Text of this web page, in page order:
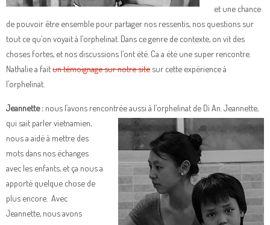
et une chance
de pouvoir être ensemble pour partager nos ressentis, nos questions sur
tout ce qu’on voyait à l’orphelinat. Dans ce genre de contexte, on vit des
choses fortes, et nos discussions l’ont été. Ca a été une super rencontre.
Nathalie a faitun témoignage sur notre site sur cette expérience à
l’orphelinat.
Jeannette : nous l’avons rencontrée aussi à l’orphelinat de Di An. Jeannette,
qui sait parler vietnamien,
nous a aidé à mettre des
mots dans nos échanges
avec les enfants, et ça nous a
apporté quelque chose de
plus encore. Avec
Jeannette, nous avons